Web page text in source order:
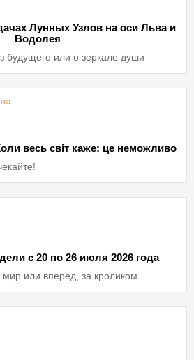
Лунных Узлов на оси Льва и
Водолея
будущего или о зеркале души
весь світ каже: це неможливо
с 20 по 26 июля 2026 года
или вперед, за кроликом